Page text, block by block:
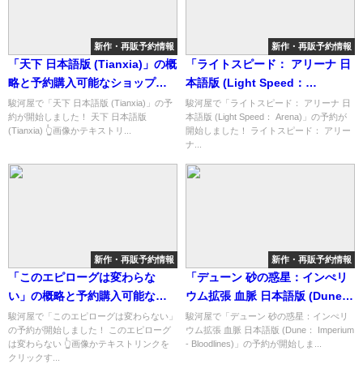
新作・再販予約情報
「天下 日本語版 (Tianxia)」の概
略と予約購入可能なショップ紹
介！
駿河屋で「天下 日本語版 (Tianxia)」の予
約が開始しました！ 天下 日本語版
(Tianxia) 👆画像かテキストリ...
新作・再販予約情報
「ライトスピード： アリーナ 日
本語版 (Light Speed：
Arena)」の概略と予約購入可能
なショップ紹介！
駿河屋で「ライトスピード： アリーナ 日
本語版 (Light Speed： Arena)」の予約が
開始しました！ ライトスピード： アリー
ナ...
新作・再販予約情報
「このエピローグは変わらな
い」の概略と予約購入可能なシ
ョップ紹介！
駿河屋で「このエピローグは変わらない」
の予約が開始しました！ このエピローグ
は変わらない 👆画像かテキストリンクを
クリックす...
新作・再販予約情報
「デューン 砂の惑星：インぺリ
ウム拡張 血脈 日本語版 (Dune：
Imperium - Bloodlines)」の概
略と予約購入可能なショップ紹
駿河屋で「デューン 砂の惑星：インぺリ
ウム拡張 血脈 日本語版 (Dune： Imperium
- Bloodlines)」の予約が開始しま...